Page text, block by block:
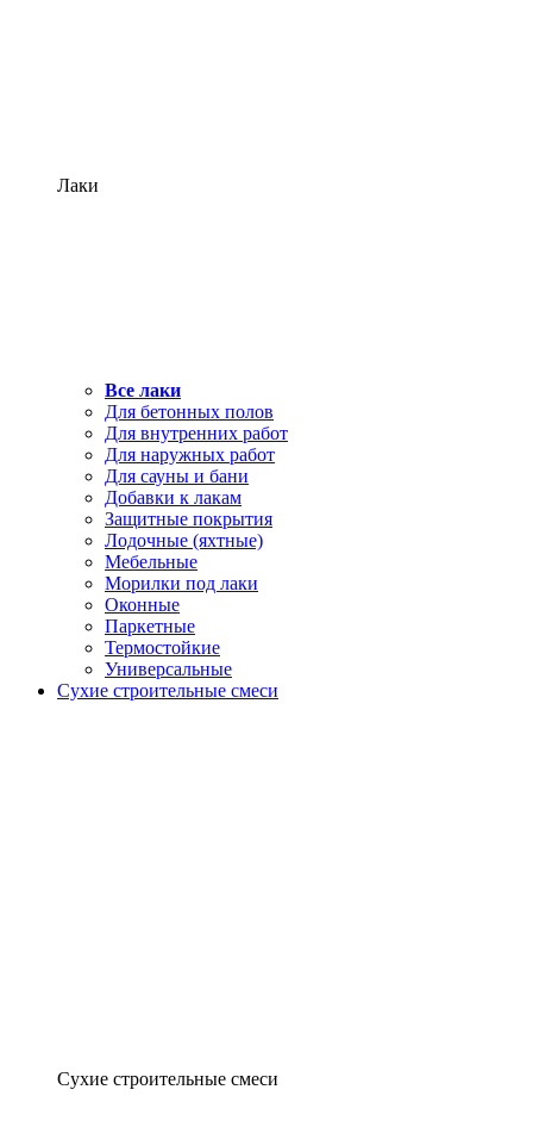
Лаки
Все лаки
Для бетонных полов
Для внутренних работ
Для наружных работ
Для сауны и бани
Добавки к лакам
Защитные покрытия
Лодочные (яхтные)
Мебельные
Морилки под лаки
Оконные
Паркетные
Термостойкие
Универсальные
Сухие строительные смеси
Сухие строительные смеси